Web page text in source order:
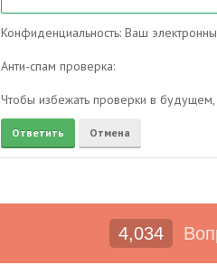
Конфиденциальность: Ваш
Анти-спам проверка:
Чтобы избежать проверки в будущем,
4,034